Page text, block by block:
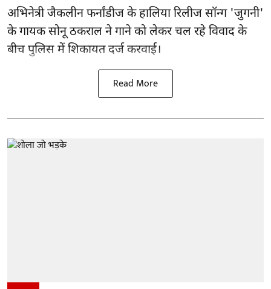
अभिनेत्री जैकलीन फर्नांडीज के हालिया रिलीज सॉन्ग 'जुगनी'
के गायक सोनू ठकराल ने गाने को लेकर चल रहे विवाद के
बीच पुलिस में शिकायत दर्ज करवाई।
Read More